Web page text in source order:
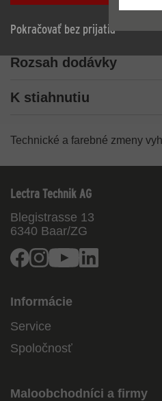
Pokračovať bez prijatia
Technické dáta
Rozsah dodávky
K stiahnutiu
Technické a farebné zmeny
Lectra Technik AG
Blegistrasse 13
6340 Baar/ZG
Facebook
InstagramYoutube
Informácie
Service
Spoločnosť
Maloobchodníci a firmy